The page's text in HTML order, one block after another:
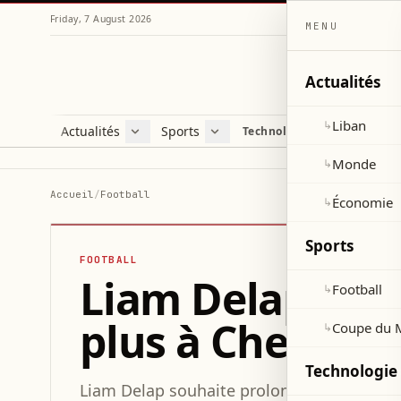
Friday, 7 August 2026
Actualités
Liban
Sports
Football
Technologie et sciences
Accueil/Football
FOOTBALL
Liam Delap
plus à Chelsea
Liam Delap souhaite prolonger son
MENU
Actualités
↳Liban
↳Monde
↳Économie
Sports
↳Football
↳Coupe du
Technologie